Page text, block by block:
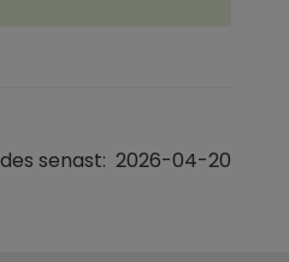
senast: 2026-04-20